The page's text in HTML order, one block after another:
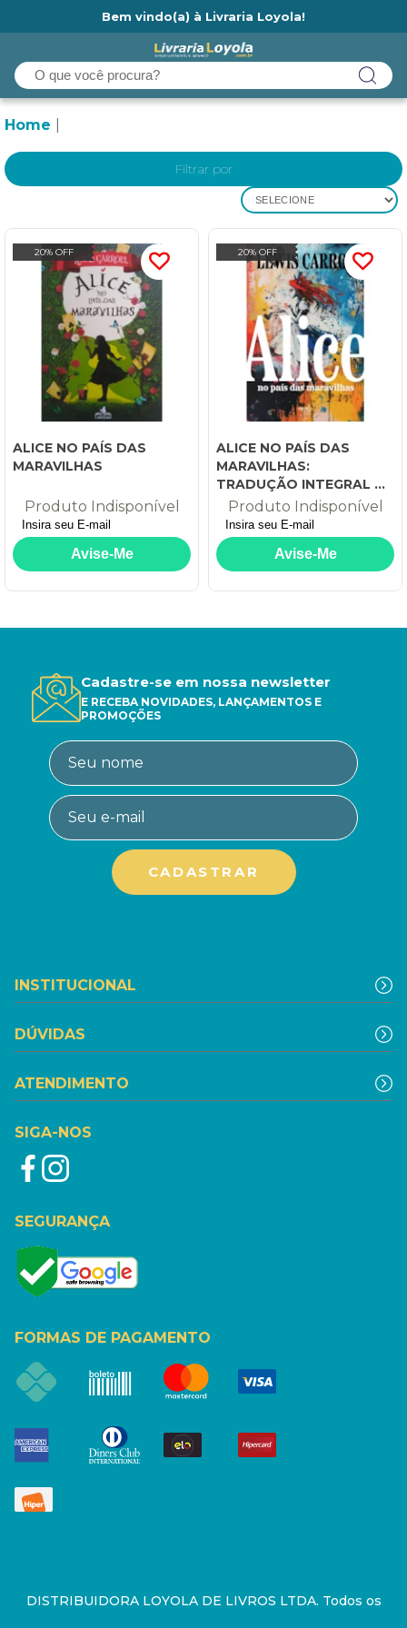
Bem vindo(a) à Livraria Loyola!
Home
Filtrar por
SELECIONE
20% OFF
ALICE NO PAÍS DAS
MARAVILHAS
Produto Indisponível
20% OFF
ALICE NO PAÍS DAS
MARAVILHAS:
TRADUÇÃO INTEGRAL DE
MONTEIRO LOBATO
Produto Indisponível
Cadastre-se em nossa newsletter
E RECEBA NOVIDADES, LANÇAMENTOS E
PROMOÇÕES
INSTITUCIONAL
DÚVIDAS
ATENDIMENTO
SIGA-NOS
SEGURANÇA
FORMAS DE PAGAMENTO
DISTRIBUIDORA LOYOLA DE LIVROS LTDA. Todos os